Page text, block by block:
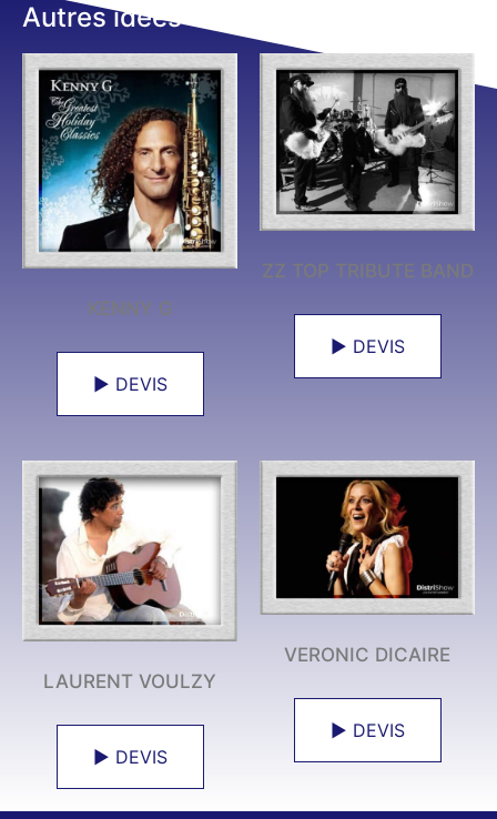
Autres idées
KENNY G
► DEVIS
ZZ TOP TRIBUTE BAND
► DEVIS
LAURENT VOULZY
► DEVIS
VERONIC DICAIRE
► DEVIS